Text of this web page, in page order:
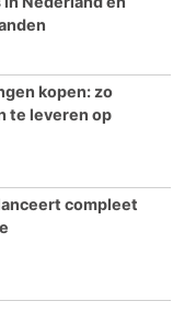
kopen: zo
te leveren op
compleet